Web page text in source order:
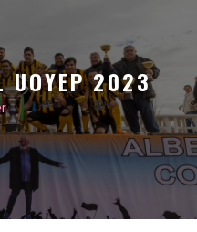
UOYEP 2023